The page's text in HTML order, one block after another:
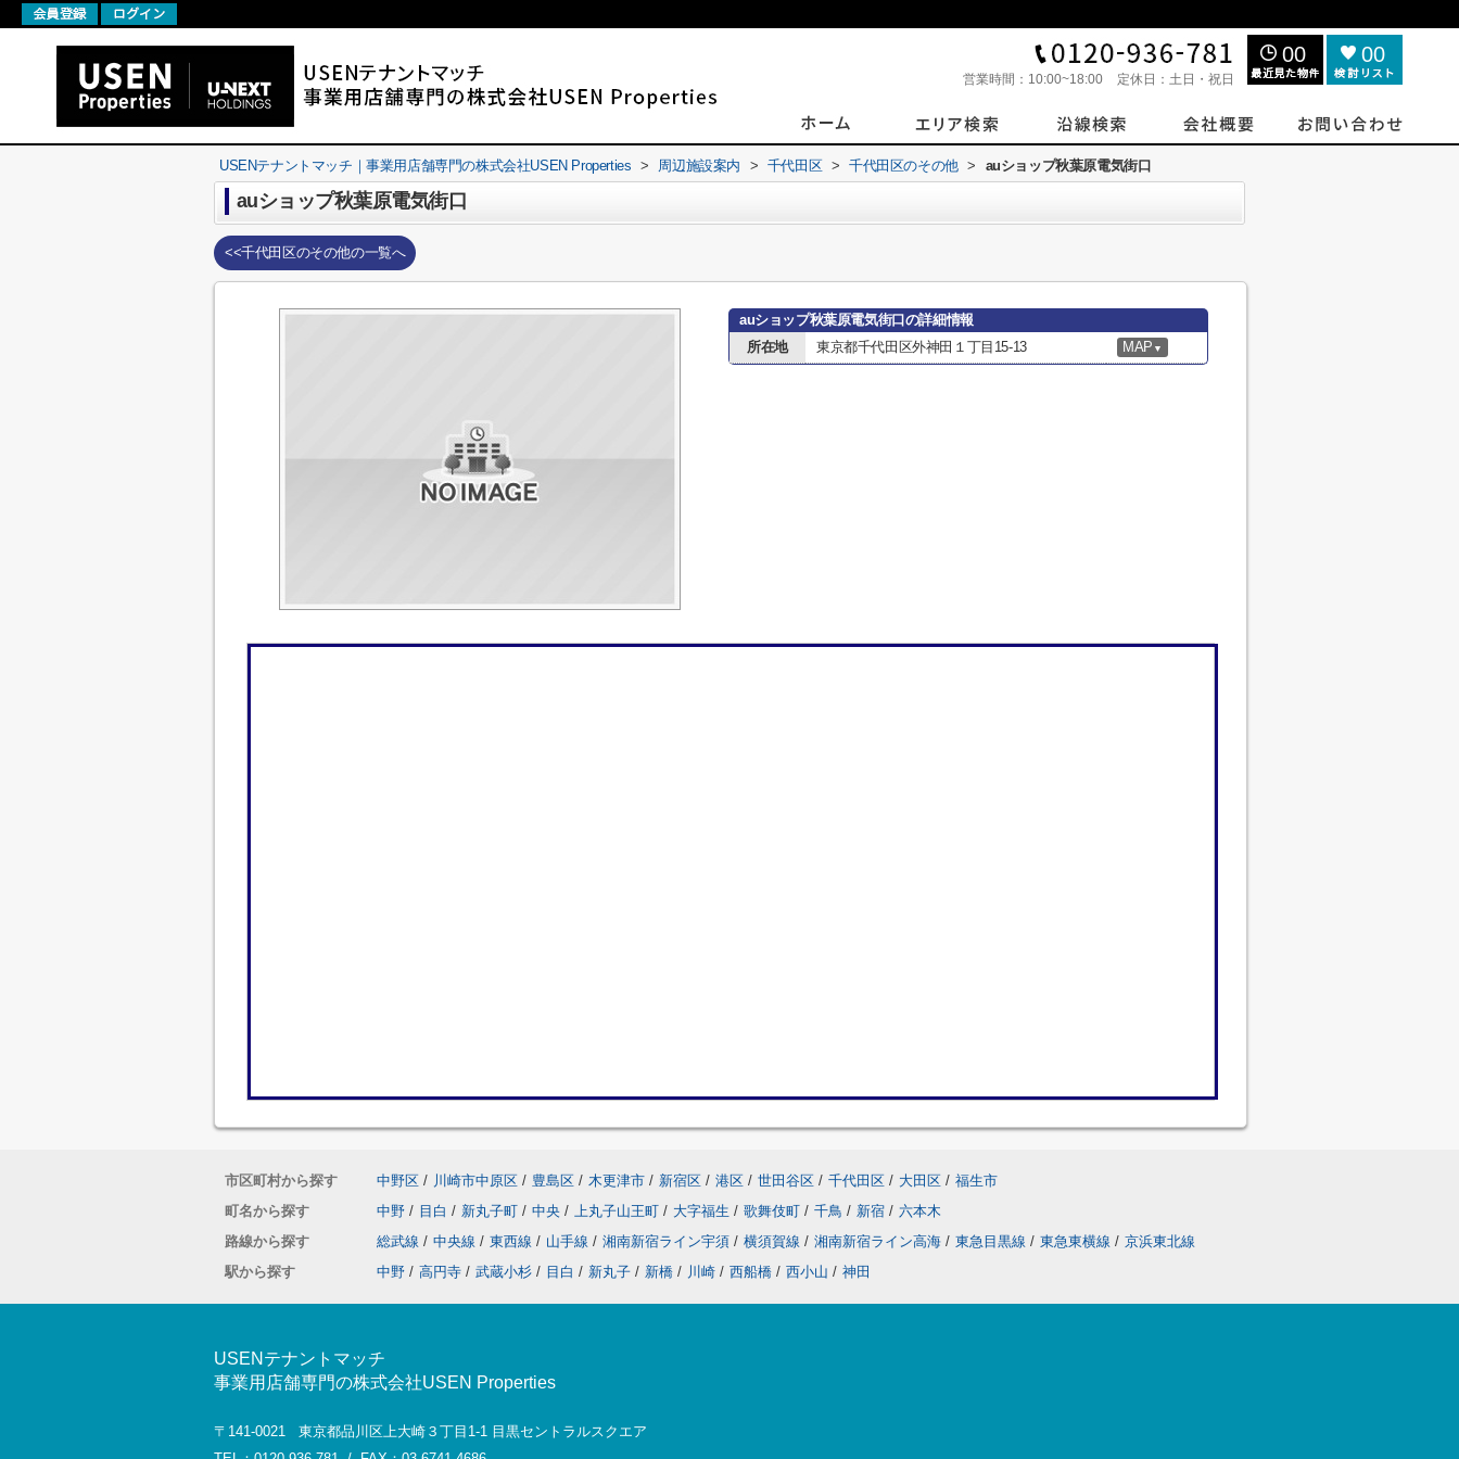
営業時間： 10:00~18:00 定休日： 土日・祝日
00 00
USENテナントマッチ｜事業用店舗専門の株式会社USEN Properties > 周辺施設案内 > 千代田区 > 千代田区のその他 > auショップ秋葉原電気街口
auショップ秋葉原電気街口
<<千代田区のその他の一覧へ
auショップ秋葉原電気街口の詳細情報
所在地
東京都千代田区外神田１丁目15-13 MAP ▼
市区町村から探す 中野区 / 川崎市中原区 / 豊島区 / 木更津市 / 新宿区 / 港区 / 世田谷区 / 千代田区 / 大田区 / 福生市
町名から探す
中野 / 目白 / 新丸子町 / 中央 / 上丸子山王町 / 大字福生 / 歌舞伎町 / 千鳥 / 新宿 / 六本木
路線から探す
総武線 / 中央線 / 東西線 / 山手線 / 湘南新宿ライン宇須 / 横須賀線 / 湘南新宿ライン高海 / 東急目黒線 / 東急東横線 / 京浜東北線
駅から探す
中野 / 高円寺 / 武蔵小杉 / 目白 / 新丸子 / 新橋 / 川崎 / 西船橋 / 西小山 / 神田
USENテナントマッチ
事業用店舗専門の株式会社USEN Properties
〒141-0021 東京都品川区上大崎３丁目1-1 目黒セントラルスクエア